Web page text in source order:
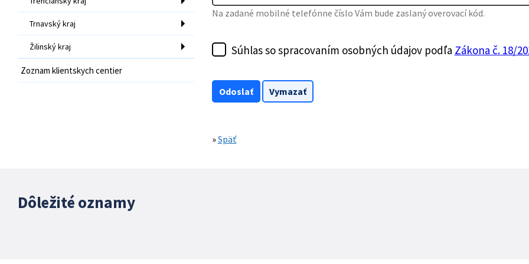
Trnavský kraj
Žilinský kraj
Zoznam klientskych centier
Na zadané mobilné telefónne číslo Vám bude zaslaný overovací kód.
Súhlas so spracovaním osobných údajov podľa Zákona č. 18/
»Späť
Dôležité oznamy